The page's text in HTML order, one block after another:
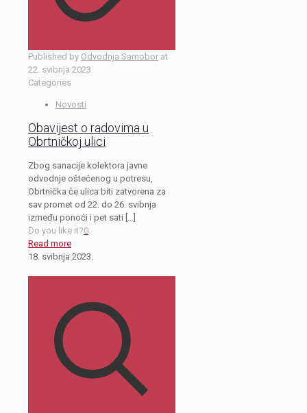
Published by Odvodnja Samobor at
22. svibnja 2023.
Categories
Novosti
Obavijest o radovima u
Obrtničkoj ulici
Zbog sanacije kolektora javne
odvodnje oštećenog u potresu,
Obrtnička će ulica biti zatvorena za
sav promet od 22. do 26. svibnja
između ponoći i pet sati […]
Do you like it?0
Read more
18. svibnja 2023.